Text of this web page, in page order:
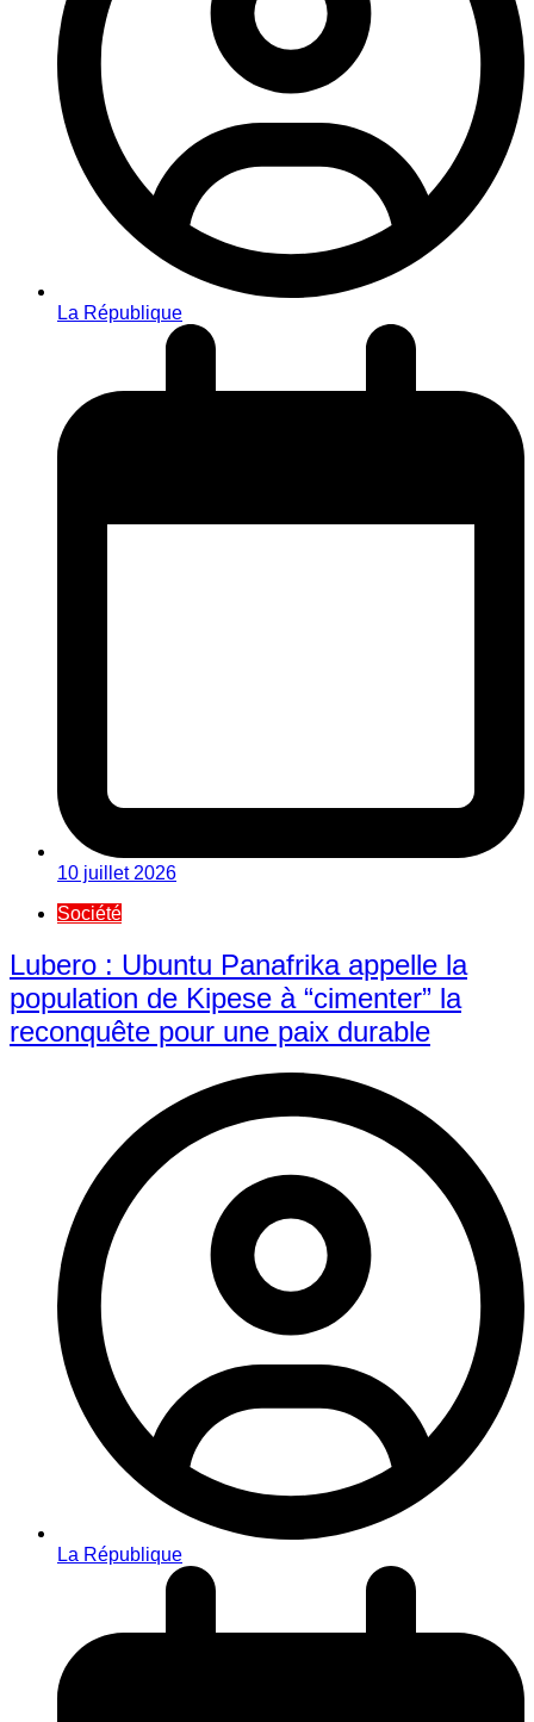
La République
10 juillet 2026
Société
Lubero : Ubuntu Panafrika appelle la
population de Kipese à “cimenter” la
reconquête pour une paix durable
La République